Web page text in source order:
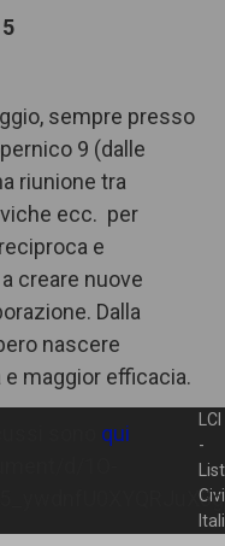
sempre presso
9 (dalle
riunione tra
ecc. per
e
creare nuove
Dalla
nascere
maggior efficacia.
qui
LCI
-